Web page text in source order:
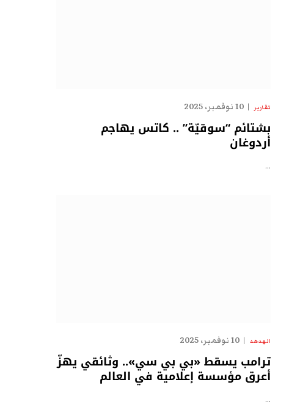
تقارير 10 نوفمبر، 2025
بشتائم “سوقيّة” .. كاتس يهاجم
أردوغان
…
الهدهد 10 نوفمبر، 2025
ترامب يسقط «بي بي سي».. وثائقي يهزّ
أعرق مؤسسة إعلامية في العالم
…